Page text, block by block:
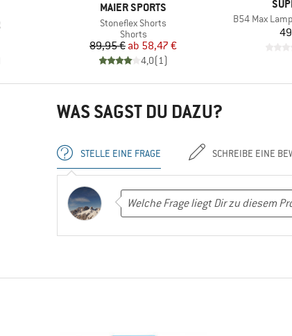
MARKE
MAIER SPORTS
Artikel
Stoneflex Shorts
Produktgruppe
Shorts
Preis
89,95 € reduzierter Preis
ab 58,47 €
4,0(1)
Artikel
B54 Max
WAS SAGST DU DAZU?
STELLE EINE FRAGE SCHREIBE EINE